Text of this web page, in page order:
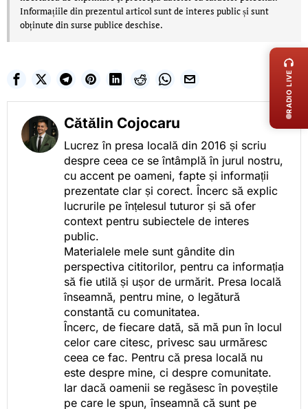
Informațiile din prezentul articol sunt de interes public și sunt
obținute din surse publice deschise.
Cătălin Cojocaru
Lucrez în presa locală din 2016 și scriu
despre ceea ce se întâmplă în jurul nostru,
cu accent pe oameni, fapte și informații
prezentate clar și corect. Încerc să explic
lucrurile pe înțelesul tuturor și să ofer
context pentru subiectele de interes
public.
Materialele mele sunt gândite din
perspectiva cititorilor, pentru ca informația
să fie utilă și ușor de urmărit. Presa locală
înseamnă, pentru mine, o legătură
constantă cu comunitatea.
Încerc, de fiecare dată, să mă pun în locul
celor care citesc, privesc sau urmăresc
ceea ce fac. Pentru că presa locală nu
este despre mine, ci despre comunitate.
Iar dacă oamenii se regăsesc în poveștile
pe care le spun, înseamnă că sunt pe
RADIO LIVE